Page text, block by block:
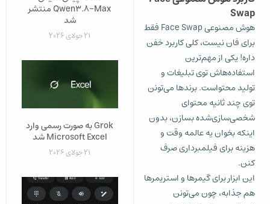
Swap
هوش مصنوعی Face Swap فقط
برای فان نیست، کلی کاربرد خفن
داره! یکی از مهم‌ترین
استفاده‌هاش توی تبلیغات و
تولید محتواست. برندها می‌تونن
توی چند ثانیه محتوای
شخصی‌سازی‌شده بسازن، بدون
اینکه بخوان یه عالمه وقت و
هزینه برای فیلمبرداری صرف
کنن.
این ابزار برای گیمرها و استریمرها
هم جذابه، چون می‌تونن
Qwen3.8-Max منتشر
شد
21 جولای 2026
Grok به‌ صورت رسمی وارد
Microsoft Excel شد
21 جولای 2026